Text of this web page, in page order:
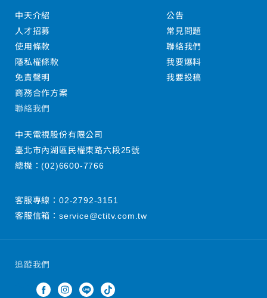
追蹤我們
中天介紹
人才招募
使用條款
隱私權條款
免責聲明
商務合作方案
公告
常見問題
聯絡我們
我要爆料
我要投稿
聯絡我們
中天電視股份有限公司
臺北市內湖區民權東路六段25號
總機：(02)6600-7766
客服專線： 02-2792-3151
客服信箱： service@ctitv.com.tw